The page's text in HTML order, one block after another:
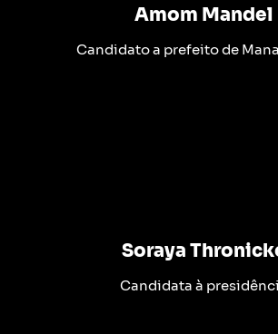
Amom Mandel
Candidato a prefeito de
Soraya
Candidata à